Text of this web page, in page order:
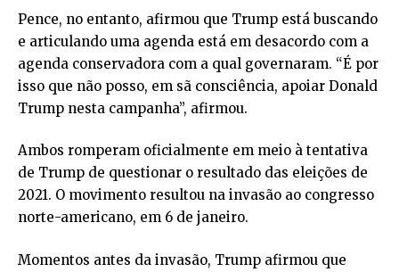
Pence, no entanto, afirmou que Trump está buscando
e articulando uma agenda está em desacordo com a
agenda conservadora com a qual governaram. “É por
isso que não posso, em sã consciência, apoiar Donald
Trump nesta campanha”, afirmou.
Ambos romperam oficialmente em meio à tentativa
de Trump de questionar o resultado das eleições de
2021. O movimento resultou na invasão ao congresso
norte-americano, em 6 de janeiro.
Momentos antes da invasão, Trump afirmou que